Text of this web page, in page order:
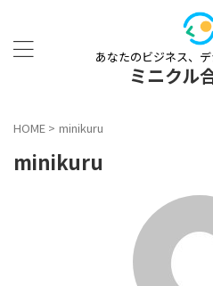
あなたのビジネス、
ミニクル
HOME > minikuru
minikuru